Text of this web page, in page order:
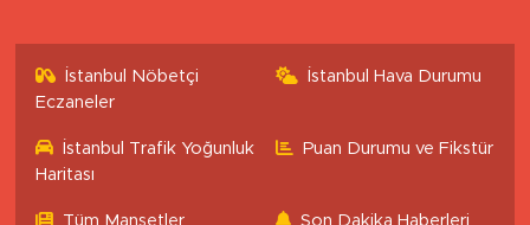
İstanbul Nöbetçi
Eczaneler
İstanbul Hava Durumu
İstanbul Trafik Yoğunluk
Haritası
Puan Durumu ve Fikstür
Tüm Manşetler Son Dakika Haberleri